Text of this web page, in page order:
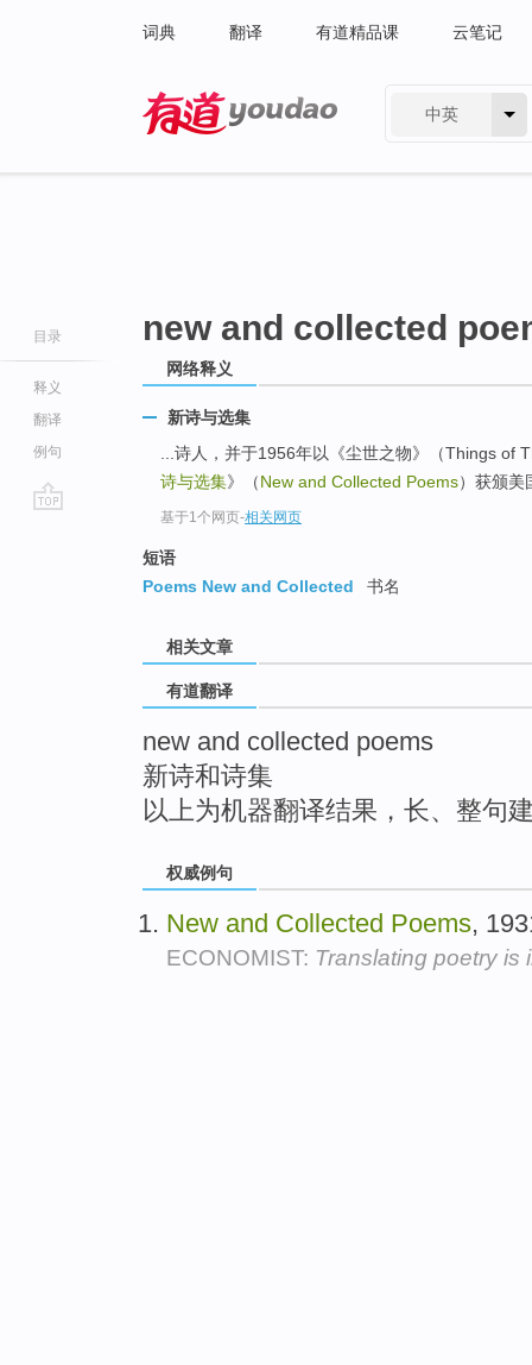
词典 翻译 有道精品课 云笔记
中英
目录
释义
翻译
例句
new and collected
网络释义
新诗与选集
...诗人，并于1956年以《尘世之物》（Things of
诗与选集》（New and Collected Poems）获颁美
基于1个网页-相关网页
短语
Poems New and Collected
书名
相关文章
有道翻译
new and collected poems
新诗和诗集
以上为机器翻译结果，长、整句
权威例句
New and Collected Poems,
ECONOMIST: Translating poetry is